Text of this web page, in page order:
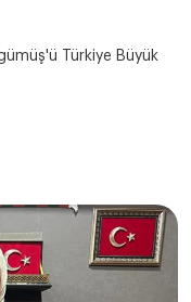
Türkiye Büyük